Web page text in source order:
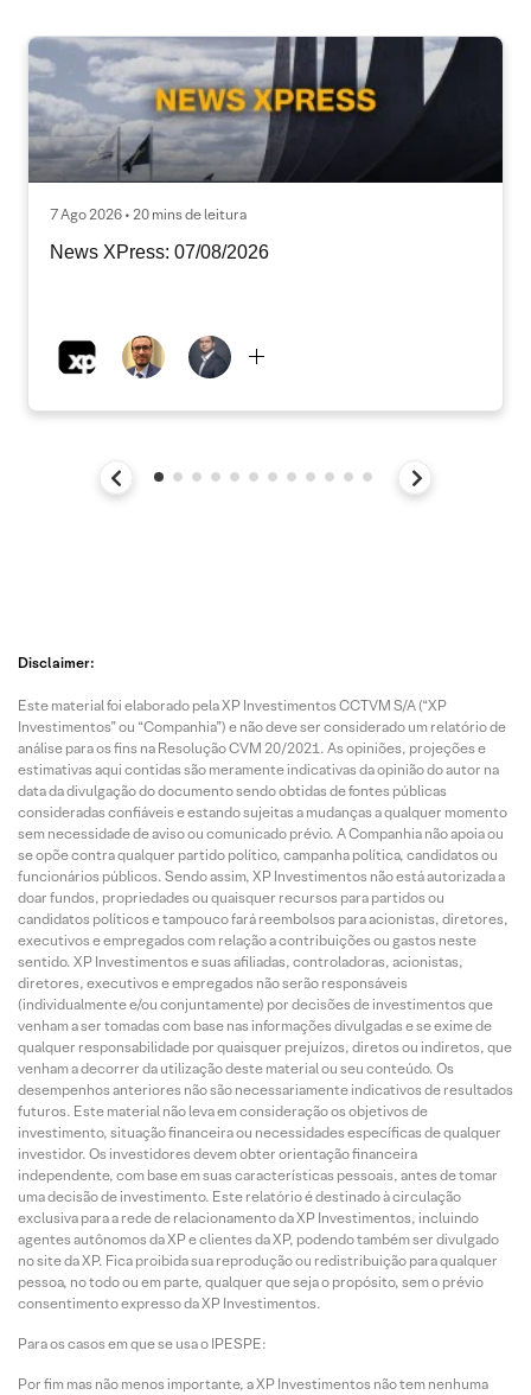
7 Ago 2026 • 20 mins de leitura
News XPress: 07/08/2026
Disclaimer:
Este material foi elaborado pela XP Investimentos CCTVM S/A (“XP
Investimentos” ou “Companhia”) e não deve ser considerado um relatório de
análise para os fins na Resolução CVM 20/2021. As opiniões, projeções e
estimativas aqui contidas são meramente indicativas da opinião do autor na
data da divulgação do documento sendo obtidas de fontes públicas
consideradas confiáveis e estando sujeitas a mudanças a qualquer momento
sem necessidade de aviso ou comunicado prévio. A Companhia não apoia ou
se opõe contra qualquer partido político, campanha política, candidatos ou
funcionários públicos. Sendo assim, XP Investimentos não está autorizada a
doar fundos, propriedades ou quaisquer recursos para partidos ou
candidatos políticos e tampouco fará reembolsos para acionistas, diretores,
executivos e empregados com relação a contribuições ou gastos neste
sentido. XP Investimentos e suas afiliadas, controladoras, acionistas,
diretores, executivos e empregados não serão responsáveis
(individualmente e/ou conjuntamente) por decisões de investimentos que
venham a ser tomadas com base nas informações divulgadas e se exime de
qualquer responsabilidade por quaisquer prejuízos, diretos ou indiretos, que
venham a decorrer da utilização deste material ou seu conteúdo. Os
desempenhos anteriores não são necessariamente indicativos de resultados
futuros. Este material não leva em consideração os objetivos de
investimento, situação financeira ou necessidades específicas de qualquer
investidor. Os investidores devem obter orientação financeira
independente, com base em suas características pessoais, antes de tomar
uma decisão de investimento. Este relatório é destinado à circulação
exclusiva para a rede de relacionamento da XP Investimentos, incluindo
agentes autônomos da XP e clientes da XP, podendo também ser divulgado
no site da XP. Fica proibida sua reprodução ou redistribuição para qualquer
pessoa, no todo ou em parte, qualquer que seja o propósito, sem o prévio
consentimento expresso da XP Investimentos.
Para os casos em que se usa o IPESPE:
Por fim mas não menos importante, a XP Investimentos não tem nenhuma